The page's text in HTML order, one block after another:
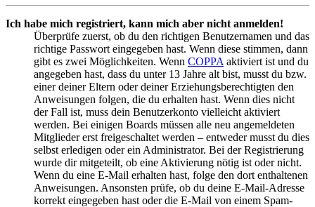
Ich habe mich registriert, kann mich aber nicht anmelden!
Überprüfe zuerst, ob du den richtigen Benutzernamen und das
richtige Passwort eingegeben hast. Wenn diese stimmen, dann
gibt es zwei Möglichkeiten. Wenn COPPA aktiviert ist und du
angegeben hast, dass du unter 13 Jahre alt bist, musst du bzw.
einer deiner Eltern oder deiner Erziehungsberechtigten den
Anweisungen folgen, die du erhalten hast. Wenn dies nicht
der Fall ist, muss dein Benutzerkonto vielleicht aktiviert
werden. Bei einigen Boards müssen alle neu angemeldeten
Mitglieder erst freigeschaltet werden – entweder musst du dies
selbst erledigen oder ein Administrator. Bei der Registrierung
wurde dir mitgeteilt, ob eine Aktivierung nötig ist oder nicht.
Wenn du eine E-Mail erhalten hast, folge den dort enthaltenen
Anweisungen. Ansonsten prüfe, ob du deine E-Mail-Adresse
korrekt eingegeben hast oder die E-Mail von einem Spam-